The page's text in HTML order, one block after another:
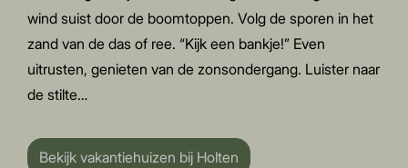
wind suist door de boomtoppen. Volg de sporen in het
zand van de das of ree. “Kijk een bankje!” Even
uitrusten, genieten van de zonsondergang. Luister naar
de stilte…
Bekijk vakantiehuizen bij Holten